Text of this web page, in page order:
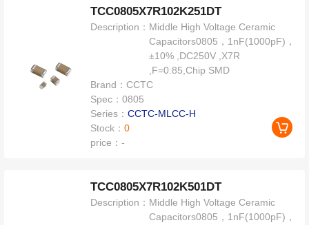
TCC0805X7R102K251DT
Description： Middle High Voltage Ceramic
Capacitors0805，1nF(1000pF)，
±10% ,DC250V ,X7R
,F=0.85,Chip SMD
Brand：CCTC
Spec：0805
Series：CCTC-MLCC-H
Stock：0
price：-
TCC0805X7R102K501DT
Description： Middle High Voltage Ceramic
Capacitors0805，1nF(1000pF)，